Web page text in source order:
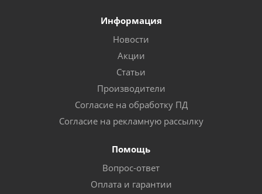
Информация
Новости
Акции
Статьи
Производители
Согласие на обработку ПД
Согласие на рекламную рассылку
Помощь
Вопрос-ответ
Оплата и гарантии